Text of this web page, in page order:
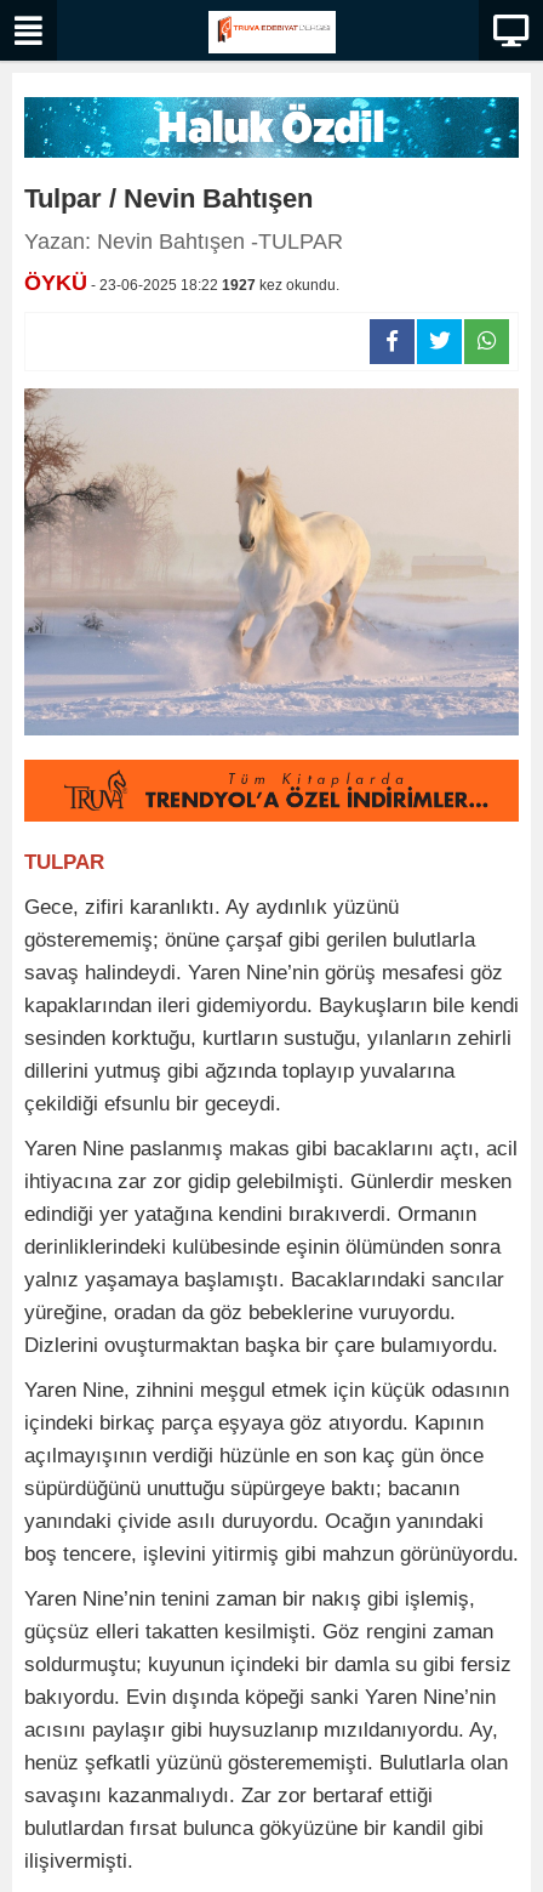
Tulpar / Nevin Bahtışen
Yazan: Nevin Bahtışen -TULPAR
ÖYKÜ - 23-06-2025 18:22 1927 kez okundu.
TULPAR
Gece, zifiri karanlıktı. Ay aydınlık yüzünü
gösterememiş; önüne çarşaf gibi gerilen bulutlarla
savaş halindeydi. Yaren Nine’nin görüş mesafesi göz
kapaklarından ileri gidemiyordu. Baykuşların bile kendi
sesinden korktuğu, kurtların sustuğu, yılanların zehirli
dillerini yutmuş gibi ağzında toplayıp yuvalarına
çekildiği efsunlu bir geceydi.
Yaren Nine paslanmış makas gibi bacaklarını açtı, acil
ihtiyacına zar zor gidip gelebilmişti. Günlerdir mesken
edindiği yer yatağına kendini bırakıverdi. Ormanın
derinliklerindeki kulübesinde eşinin ölümünden sonra
yalnız yaşamaya başlamıştı. Bacaklarındaki sancılar
yüreğine, oradan da göz bebeklerine vuruyordu.
Dizlerini ovuşturmaktan başka bir çare bulamıyordu.
Yaren Nine, zihnini meşgul etmek için küçük odasının
içindeki birkaç parça eşyaya göz atıyordu. Kapının
açılmayışının verdiği hüzünle en son kaç gün önce
süpürdüğünü unuttuğu süpürgeye baktı; bacanın
yanındaki çivide asılı duruyordu. Ocağın yanındaki
boş tencere, işlevini yitirmiş gibi mahzun görünüyordu.
Yaren Nine’nin tenini zaman bir nakış gibi işlemiş,
güçsüz elleri takatten kesilmişti. Göz rengini zaman
soldurmuştu; kuyunun içindeki bir damla su gibi fersiz
bakıyordu. Evin dışında köpeği sanki Yaren Nine’nin
acısını paylaşır gibi huysuzlanıp mızıldanıyordu. Ay,
henüz şefkatli yüzünü gösterememişti. Bulutlarla olan
savaşını kazanmalıydı. Zar zor bertaraf ettiği
bulutlardan fırsat bulunca gökyüzüne bir kandil gibi
ilişivermişti.